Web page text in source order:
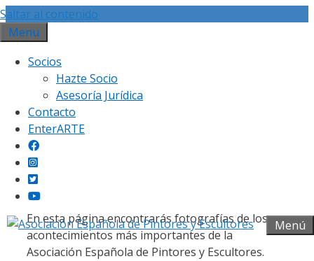
Saltar al contenido
Menu
Socios
Hazte Socio
Asesoría Jurídica
Contacto
EnterARTE
Menú
Galería fotográfica
En esta página encontrarás fotografías de los
acontecimientos más importantes de la
Asociación Española de Pintores y Escultores.